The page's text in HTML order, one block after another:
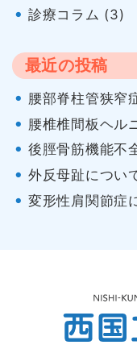
診療コラム (3)
最近の投稿
腰部脊柱管狭窄
腰椎椎間板ヘル
後脛骨筋機能不
外反母趾につい
変形性肩関節症